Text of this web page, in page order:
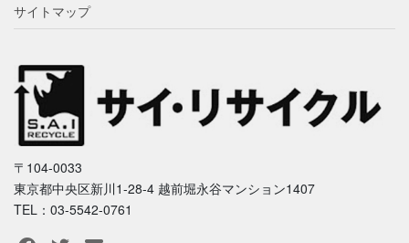
サイトマップ
〒104-0033
東京都中央区新川1-28-4 越前堀永谷マンション1407
TEL：03-5542-0761